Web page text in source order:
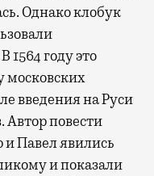
Однако клобук
1564 году это
московских
введения на Руси
Автор повести
и Павел явились
и показали